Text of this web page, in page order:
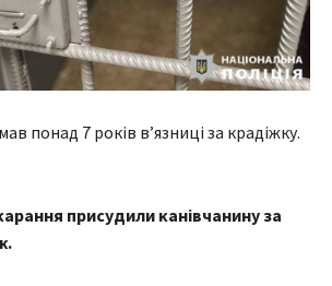
понад 7 років в’язниці за крадіжку.
присудили канівчанину за